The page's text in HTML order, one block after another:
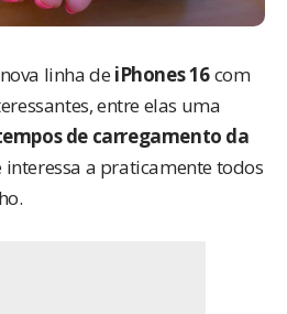
linha de iPhones 16com
entre elas uma
de carregamento da
interessa a praticamente todos